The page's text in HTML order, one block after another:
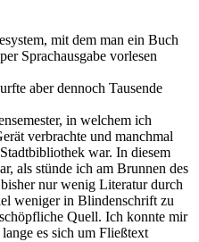
mit dem man ein Buch
Sprachausgabe vorlesen
aber dennoch Tausende
in welchem ich
verbrachte und manchmal
war. In diesem
als stünde ich am Brunnen des
nur wenig Literatur durch
weniger in Blindenschrift zu
Quell. Ich konnte mir
es sich um Fließtext